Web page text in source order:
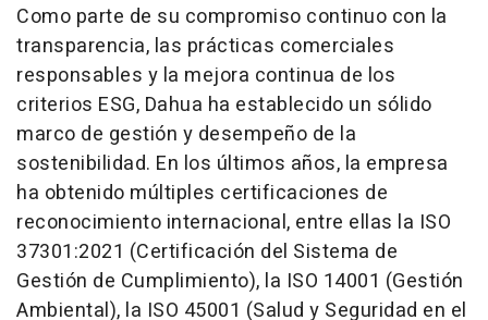
Como parte de su compromiso continuo con la
transparencia, las prácticas comerciales
responsables y la mejora continua de los
criterios ESG, Dahua ha establecido un sólido
marco de gestión y desempeño de la
sostenibilidad. En los últimos años, la empresa
ha obtenido múltiples certificaciones de
reconocimiento internacional, entre ellas la ISO
37301:2021 (Certificación del Sistema de
Gestión de Cumplimiento), la ISO 14001 (Gestión
Ambiental), la ISO 45001 (Salud y Seguridad en el